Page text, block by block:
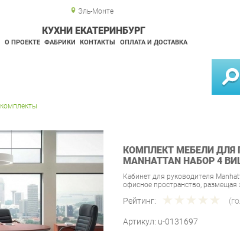
Эль-Монте
КУХНИ ЕКАТЕРИНБУРГ
О ПРОЕКТЕ ФАБРИКИ КОНТАКТЫ ОПЛАТА И ДОСТАВКА
КОМПЛЕКТ МЕБЕЛИ ДЛЯ
MANHATTAN НАБОР 4
Кабинет для руководителя
офисное пространство,
Рейтинг:
Артикул: u-0131697